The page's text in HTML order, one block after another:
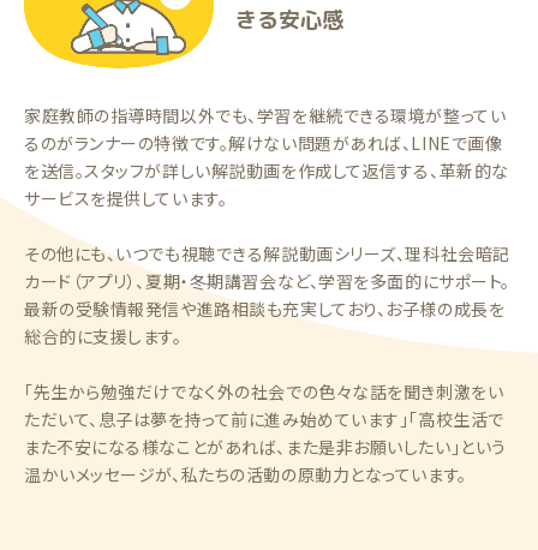
きる安心感
家庭教師の指導時間以外でも、学習を継続できる環境が整ってい
るのがランナーの特徴です。解けない問題があれば、LINEで画像
を送信。スタッフが詳しい解説動画を作成して返信する、革新的な
サービスを提供しています。
その他にも、いつでも視聴できる解説動画シリーズ、理科社会暗記
カード（アプリ）、夏期・冬期講習会など、学習を多面的にサポート。
最新の受験情報発信や進路相談も充実しており、お子様の成長を
総合的に支援します。
「先生から勉強だけでなく外の社会での色々な話を聞き刺激をい
ただいて、息子は夢を持って前に進み始めています」「高校生活で
また不安になる様なことがあれば、また是非お願いしたい」という
温かいメッセージが、私たちの活動の原動力となっています。